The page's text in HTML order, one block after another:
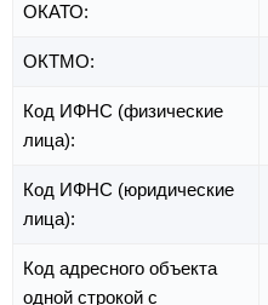
ОКАТО:
ОКТМО:
Код ИФНС (физические
лица):
Код ИФНС (юридические
лица):
Код адресного объекта
одной строкой с